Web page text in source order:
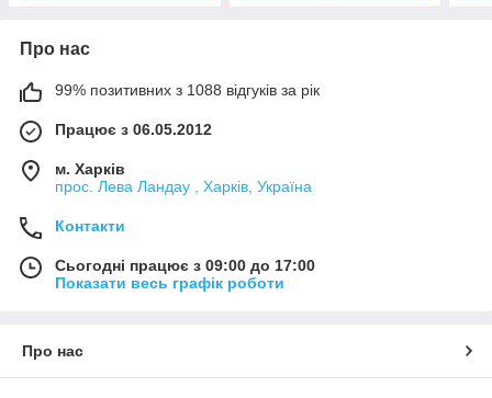
Про нас
99% позитивних з 1088 відгуків за рік
Працює з 06.05.2012
м. Харків
прос. Лева Ландау , Харків, Україна
Контакти
Сьогодні працює з 09:00 до 17:00
Показати весь графік роботи
Про нас